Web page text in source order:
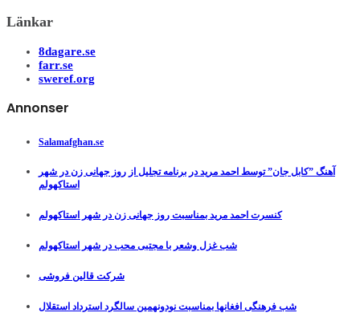
Länkar
8dagare.se
farr.se
sweref.org
Annonser
Salamafghan.se
آهنگ ”کابل جان” توسط احمد مرید در برنامه تجلیل از روز جهانی زن در شهر
استاکهولم
کنسرت احمد مرید بمناسبت روز جهانی زن در شهر استاکهولم
شب غزل وشعر با مجتبی محب در شهر استاکهولم
شرکت قالین فروشی
شب فرهنگی افغانها بمناسبت نودونهمین سالگرد استرداد استقلال